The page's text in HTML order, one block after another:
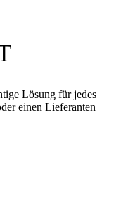
Lösung für jedes
einen Lieferanten